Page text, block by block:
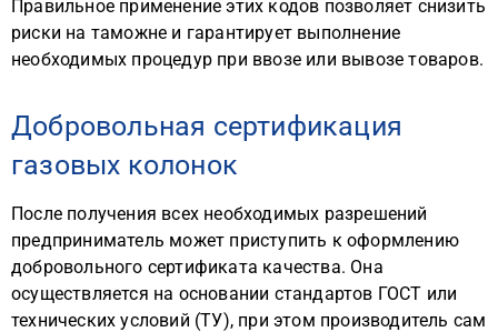
Правильное применение этих кодов позволяет снизить
риски на таможне и гарантирует выполнение
необходимых процедур при ввозе или вывозе товаров.
Добровольная сертификация
газовых колонок
После получения всех необходимых разрешений
предприниматель может приступить к оформлению
добровольного сертификата качества. Она
осуществляется на основании стандартов ГОСТ или
технических условий (ТУ), при этом производитель сам